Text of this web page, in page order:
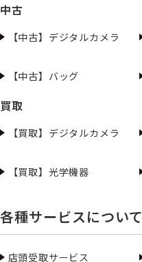
中古
【中古】デジタルカメラ
【中古】バッグ
買取
【買取】デジタルカメラ
【買取】光学機器
各種サービスについて
店頭受取サービス